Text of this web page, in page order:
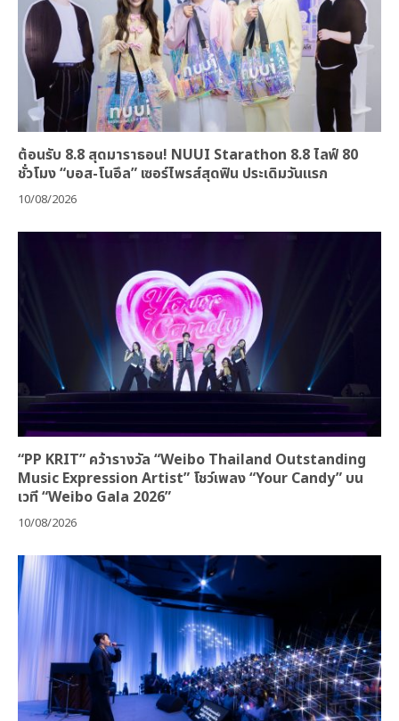
ต้อนรับ 8.8 สุดมาราธอน! NUUI Starathon 8.8 ไลฟ์ 80
ชั่วโมง “บอส-โนอึล” เซอร์ไพรส์สุดฟิน ประเดิมวันแรก
10/08/2026
“PP KRIT” คว้ารางวัล “Weibo Thailand Outstanding
Music Expression Artist” โชว์เพลง “Your Candy” บน
เวที “Weibo Gala 2026”
10/08/2026